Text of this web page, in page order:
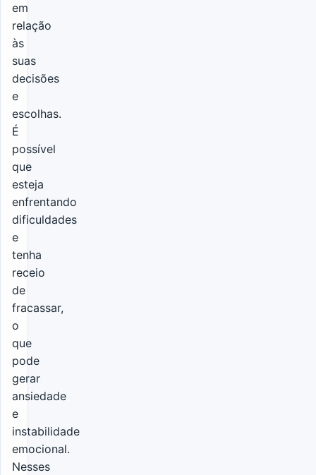
em
relação
às
suas
decisões
e
escolhas.
É
possível
que
esteja
enfrentando
dificuldades
e
tenha
receio
de
fracassar,
o
que
pode
gerar
ansiedade
e
instabilidade
emocional.
Nesses